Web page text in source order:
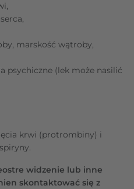
marskość wątroby,
psychiczne (lek może nasilić
krwi (protrombiny) i
widzenie lub inne
skontaktować się z